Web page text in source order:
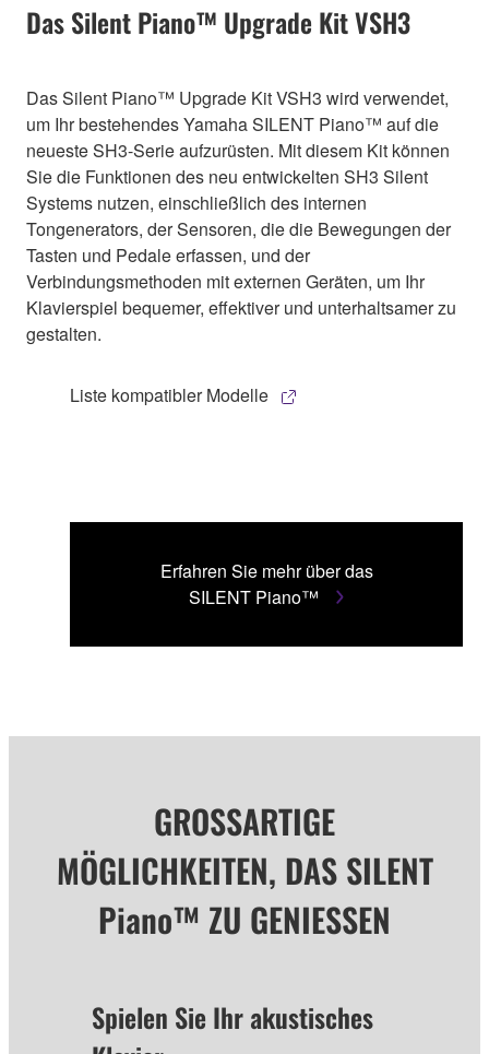
Das Silent Piano™ Upgrade Kit VSH3
Das Silent Piano™ Upgrade Kit VSH3 wird verwendet,
um Ihr bestehendes Yamaha SILENT Piano™ auf die
neueste SH3-Serie aufzurüsten. Mit diesem Kit können
Sie die Funktionen des neu entwickelten SH3 Silent
Systems nutzen, einschließlich des internen
Tongenerators, der Sensoren, die die Bewegungen der
Tasten und Pedale erfassen, und der
Verbindungsmethoden mit externen Geräten, um Ihr
Klavierspiel bequemer, effektiver und unterhaltsamer zu
gestalten.
Liste kompatibler Modelle
Erfahren Sie mehr über das
SILENT Piano™
GROSSARTIGE
MÖGLICHKEITEN, DAS SILENT
Piano™ ZU GENIESSEN
Spielen Sie Ihr akustisches